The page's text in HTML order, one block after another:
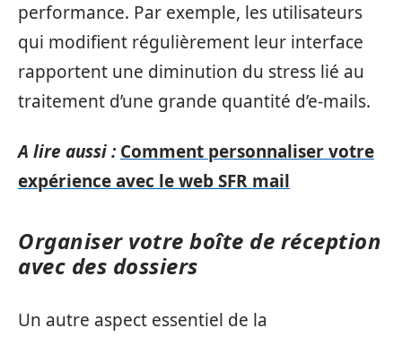
performance. Par exemple, les utilisateurs
qui modifient régulièrement leur interface
rapportent une diminution du stress lié au
traitement d’une grande quantité d’e-mails.
A lire aussi : Comment personnaliser votre
expérience avec le web SFR mail
Organiser votre boîte de réception
avec des dossiers
Un autre aspect essentiel de la